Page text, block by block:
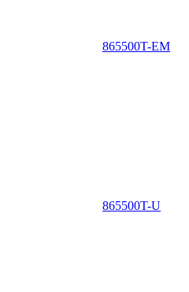
865500T-EM
865500T-U